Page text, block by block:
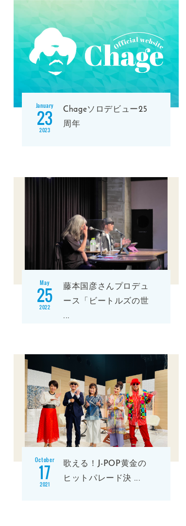
January
23
2023
Chageソロデビュー25
周年
May
25
2022
藤本国彦さんプロデュ
ース「ビートルズの世
...
October
17
2021
歌える！J-POP黄金の
ヒットパレード決 ...